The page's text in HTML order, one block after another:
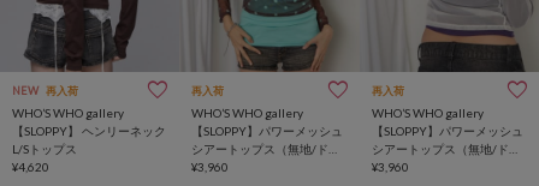
NEW 再入荷
WHO’S WHO gallery
【SLOPPY】 ヘンリーネック
L/Sトップス
¥4,620
再入荷
WHO’S WHO gallery
【SLOPPY】パワーメッシュ
シアートップス（無地/ドッ
ト）
¥3,960
再入荷
WHO’S WHO gallery
【SLOPPY】パワーメッシュ
シアートップス（無地/ドッ
ト）
¥3,960